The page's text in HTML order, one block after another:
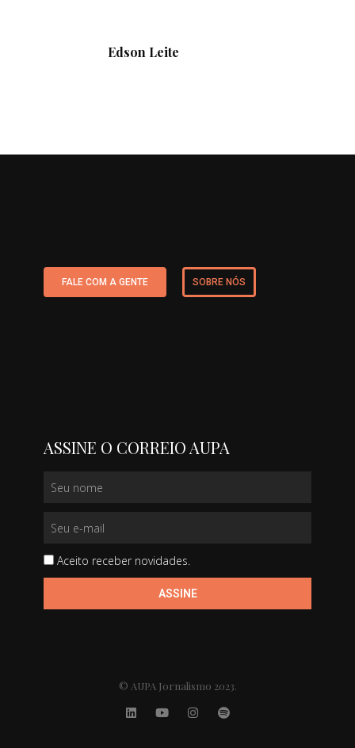
Edson Leite
FALE COM A GENTE SOBRE NÓS
ASSINE O CORREIO AUPA
Aceito receber novidades.
ASSINE
© AUPA Jornalismo 2023.